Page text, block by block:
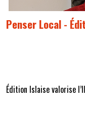
Penser Local -
Édition Islaise valorise